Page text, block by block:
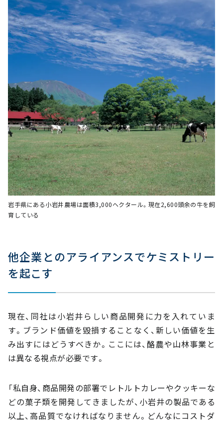
岩手県にある小岩井農場は面積3,000ヘクタール。現在2,600頭余の牛を飼
育している
他企業とのアライアンスでケミストリー
を起こす
現在、同社は小岩井らしい商品開発に力を入れていま
す。ブランド価値を毀損することなく、新しい価値を生
み出すにはどうすべきか。ここには、酪農や山林事業と
は異なる視点が必要です。
「私自身、商品開発の部署でレトルトカレーやクッキーな
どの菓子類を開発してきましたが、小岩井の製品である
以上、高品質でなければなりません。どんなにコストダ